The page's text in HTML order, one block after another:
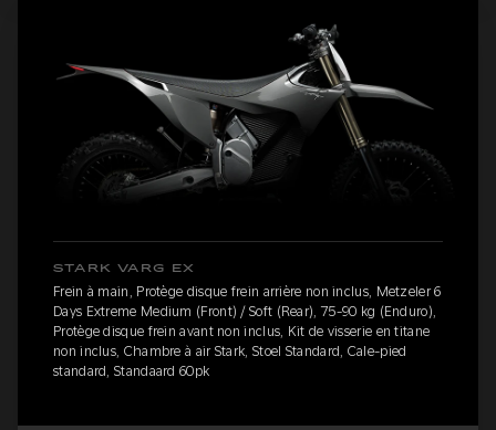
STARK VARG EX
Frein à main, Protège disque frein arrière non inclus, Metzeler 6
Days Extreme Medium (Front) / Soft (Rear), 75-90 kg (Enduro),
Protège disque frein avant non inclus, Kit de visserie en titane
non inclus, Chambre à air Stark, Stoel Standard, Cale-pied
standard, Standaard 60pk